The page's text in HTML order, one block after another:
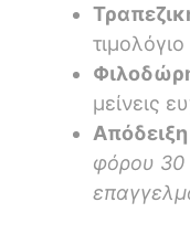
τιμολόγιο
μείνεις
Απόδειξη
φόρου 30